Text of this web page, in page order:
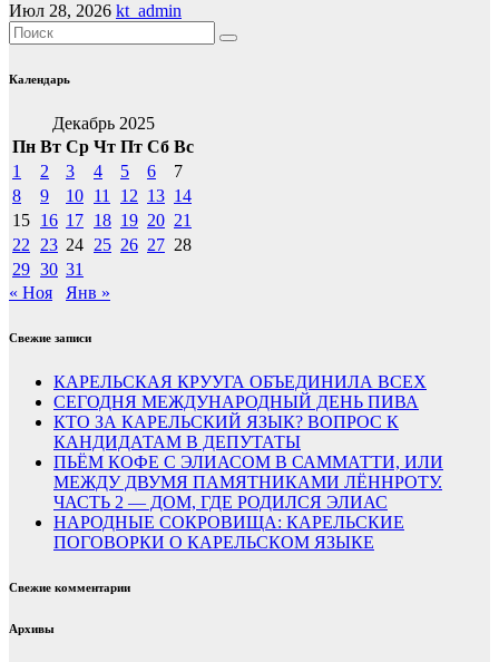
Июл 28, 2026 kt_admin
Календарь
Декабрь 2025
Пн Вт Ср Чт Пт Сб Вс
1
2 3 4 5 6
7
8
9 10 11 12 13 14
15 16 17 18 19 20 21
22 23 24 25 26 27 28
29 30 31
« Ноя
Янв »
Свежие записи
КАРЕЛЬСКАЯ КРУУГА ОБЪЕДИНИЛА ВСЕХ
СЕГОДНЯ МЕЖДУНАРОДНЫЙ ДЕНЬ ПИВА
КТО ЗА КАРЕЛЬСКИЙ ЯЗЫК? ВОПРОС К
КАНДИДАТАМ В ДЕПУТАТЫ
ПЬЁМ КОФЕ С ЭЛИАСОМ В САММАТТИ, ИЛИ
МЕЖДУ ДВУМЯ ПАМЯТНИКАМИ ЛЁННРОТУ.
ЧАСТЬ 2 — ДОМ, ГДЕ РОДИЛСЯ ЭЛИАС
НАРОДНЫЕ СОКРОВИЩА: КАРЕЛЬСКИЕ
ПОГОВОРКИ О КАРЕЛЬСКОМ ЯЗЫКЕ
Свежие комментарии
Архивы